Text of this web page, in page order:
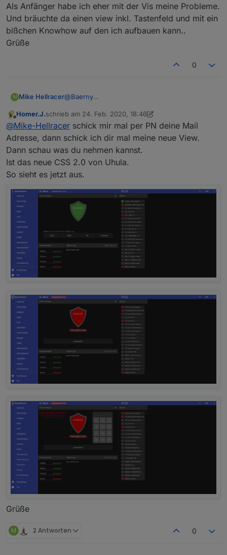
Als Anfänger habe ich eher mit der Vis meine Probleme.
Und bräuchte da einen view inkl. Tastenfeld und mit ein
bißchen Knowhow auf den ich aufbauen kann..
Grüße
0
M Mike Hellracer@Baerny
Ja mit den Aktoren hast du natürlich recht.
Die muss ich anpassen. Das fällt mir auch nicht
so schwer. Ich schaue mir jetzt den Adapter mal
Als Anfänger habe ich eher mit der Vis meine
Probleme. Und bräuchte da einen view inkl.
Tastenfeld und mit ein bißchen Knowhow auf
Grüße
Offline
Homer.J.schrieb am 24. Feb. 2020, 18:46
zuletzt editiert von Homer.J.
@Mike-Hellracer schick mir mal per PN deine Mail
Adresse, dann schick ich dir mal meine neue View.
Dann schau was du nehmen kannst.
Ist das neue CSS 2.0 von Uhula.
So sieht es jetzt aus.
Grüße
M 2 Antworten 0